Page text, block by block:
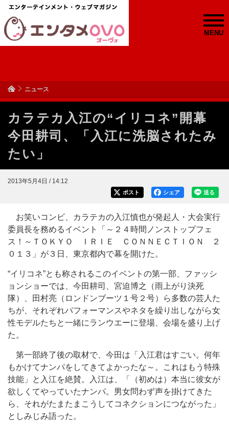
MENU
ニュース
カラテカ入江の“イリコネ”開幕
今田耕司、「入江に洗脳されたみ
たい」
2013年5月4日 / 14:12
送る
シェア
ポスト
お笑いコンビ、カラテカの入江慎也が発起人・大会実行
委員長を務めるイベント「～２４時間ノンストップフェ
ス！～ＴＯＫＹＯ ＩＲＩＥ ＣＯＮＮＥＣＴＩＯＮ ２
０１３」が３日、東京都内で幕を開けた。
“イリコネ”とも称されるこのイベントの第一部、ファッシ
ョンショーでは、今田耕司、宮迫博之（雨上がり決死
隊）、田村亮（ロンドンブーツ１号２号）ら多数の芸人た
ちが、それぞれパフォーマンスやネタを繰り出しながら女
性モデルたちと一緒にランウエーに登場、会場を盛り上げ
た。
第一部終了後の取材で、今田は「入江君はすごい。何年
もかけてナンパをしてきてよかったな～。これはもう特殊
技能」と入江を絶賛。入江は、「（初めは）本当に彼女が
欲しくてやっていたナンパ。男女問わず声を掛けてきた
ら、それがたまたまこうしてコネクションにつながった」
としみじみ語った。